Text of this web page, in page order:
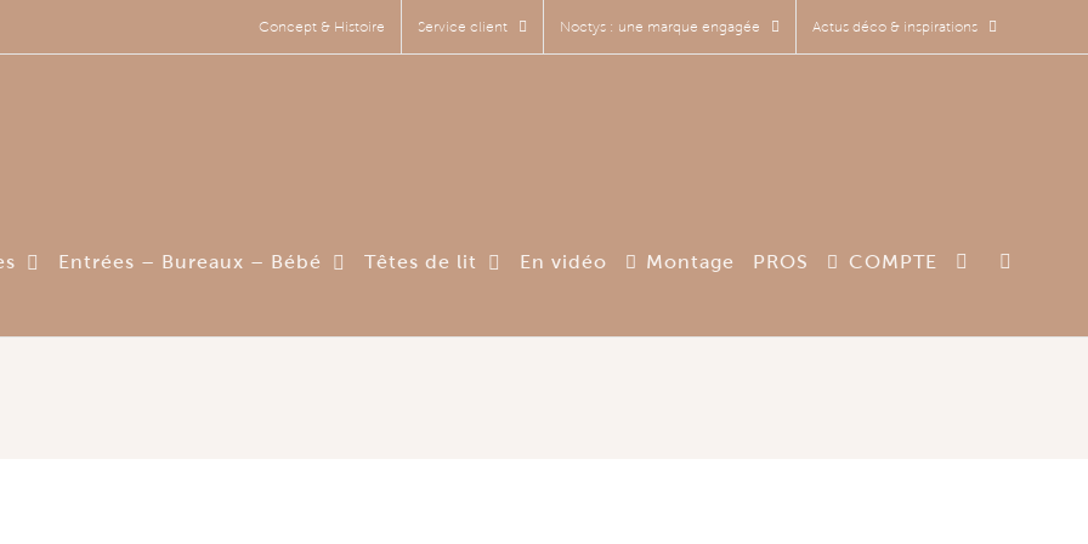
Concept & Histoire Service client Noctys : une marque engagée Actus déco & inspirations
Entrées – Bureaux – Bébé Têtes de lit En vidéo Montage PROS COMPTE